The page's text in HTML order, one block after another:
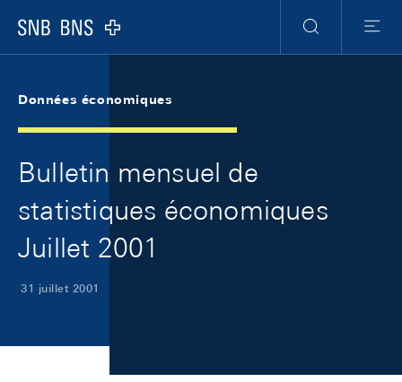
Logo
RechercheMenu
Données économiques
Bulletin mensuel de
statistiques économiques
Juillet 2001
31 juillet 2001